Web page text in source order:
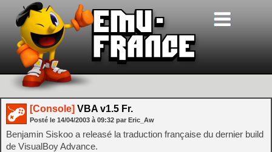
[Console] VBA v1.5 Fr.
Posté le 14/04/2003 à 09:32 par Eric_Aw
Benjamin Siskoo a releasé la traduction française du dernier build
de VisualBoy Advance.